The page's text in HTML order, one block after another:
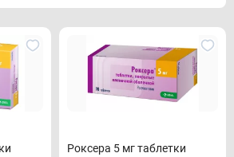
Роксера 5 мг таблетки